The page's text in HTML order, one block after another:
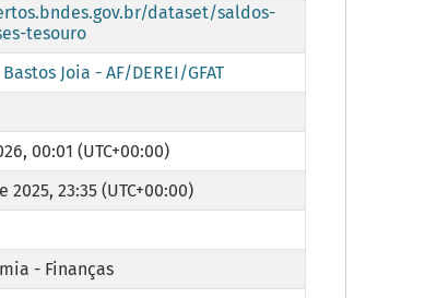
dataset/saldos-
tesouro
Joia - AF/DEREI/GFAT
00:01 (UTC+00:00)
23:35 (UTC+00:00)
- Finanças